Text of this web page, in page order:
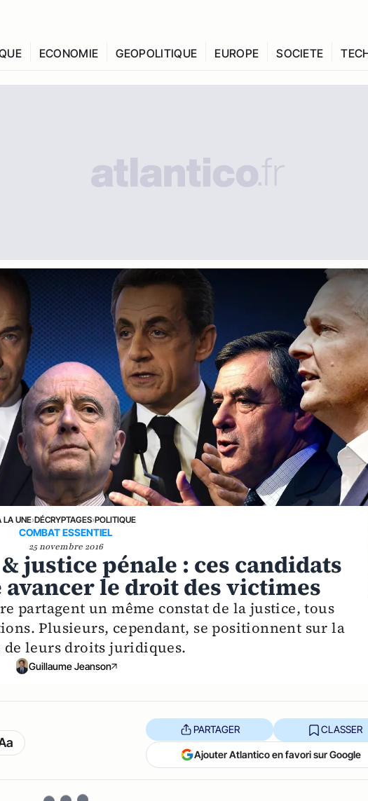
ECONOMIE GEOPOLITIQUE EUROPE SOCIETE
LA UNE›DÉCRYPTAGES›POLITIQUE
COMBAT ESSENTIEL
25 novembre 2016
justice pénale : ces candidats
avancer le droit des victimes
partagent un même constat de la justice, tous
Plusieurs, cependant, se positionnent sur la
de leurs droits juridiques.
Guillaume Jeanson
PARTAGER CLASSER
Ajouter Atlantico en favori sur Google